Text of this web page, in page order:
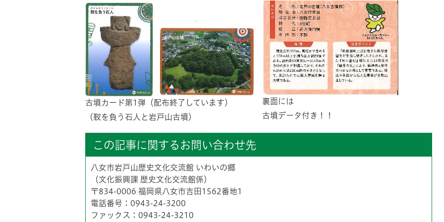
古墳カード第1弾（配布終了しています）
（靫を負う石人と岩戸山古墳）
裏面には
古墳データ付き！！
この記事に関するお問い合わせ先
八女市岩戸山歴史文化交流館 いわいの郷
（文化振興課 歴史文化交流館係）
〒834-0006 福岡県八女市吉田1562番地1
電話番号：0943-24-3200
ファックス：0943-24-3210